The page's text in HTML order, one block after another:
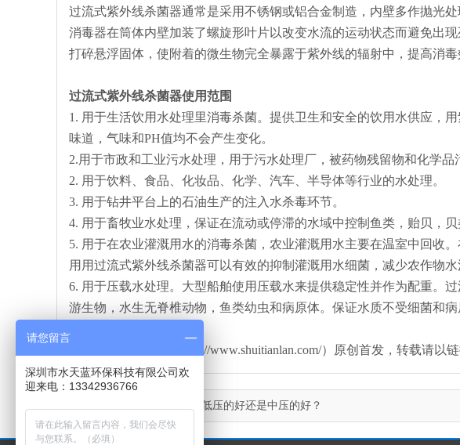
过流式紫外线杀菌器通常是采用不锈钢或铝合金制造，内壁多作抛光
消毒器在筒体内壁加装了螺旋形叶片以改变水流的运动状态而避免出
打碎悬浮固体，使附着的微生物完全暴露于紫外线的辐射中，提高消毒
过流式紫外线杀菌器使用范围
1. 用于生活饮用水处理里消毒杀菌。提供卫生和安全的饮用水供应，
味道，气味和PH值均不会产生变化。
2.用于市政和工业污水处理，用于污水处理厂，被药物残留物和化学品
2. 用于饮料、食品、化妆品、化学、汽车、半导体等行业的水处理。
3. 用于钻井平台上的石油生产的注入水杀毒环节。
4. 用于畜牧业水处理，保证在流动或停滞的水域中控制鱼类，贻贝，
5. 用于在农业灌溉用水的消毒杀菌，农业灌溉用水主要在温室中回收
用用过流式紫外线杀菌器可以有效的抑制灌溉用水细菌，减少农作物水
6. 用于压载水处理。大型船舶使用压载水来提供稳定性并作为配重。
游生物，水生无脊椎动物，鱼类幼虫和病原体。保证水质不受细菌和病
本文由水天蓝环保（http://www.shuitianlan.com/）原创首发，转载请以
紫外线杀菌器选低压的好还是中压的好？
请您留言
深圳市水天蓝环保科技有限公司欢
迎来电：13342936766